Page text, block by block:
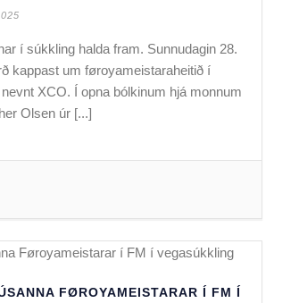
í súkkling halda fram. Sunnudagin 28.
kappast um føroyameistaraheitið í
XCO. Í opna bólkinum hjá monnum
Olsen úr [...]
FØROYAMEISTARAR Í FM Í